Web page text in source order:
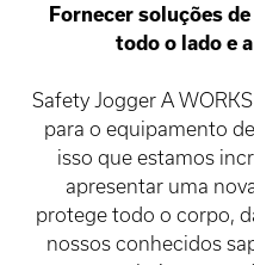
Fornecer soluções
todo o lado e
Safety Jogger A
para o equipamento
isso que estamos
apresentar uma
protege todo o corpo,
nossos conhecidos